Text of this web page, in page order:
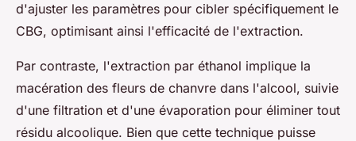
d'ajuster les paramètres pour cibler spécifiquement le
CBG, optimisant ainsi l'efficacité de l'extraction.
Par contraste, l'extraction par éthanol implique la
macération des fleurs de chanvre dans l'alcool, suivie
d'une filtration et d'une évaporation pour éliminer tout
résidu alcoolique. Bien que cette technique puisse